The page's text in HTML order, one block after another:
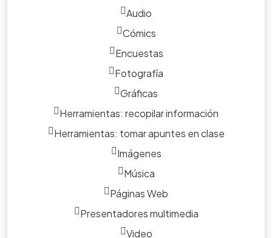
Audio
Cómics
Encuestas
Fotografía
Gráficas
Herramientas: recopilar información
Herramientas: tomar apuntes en clase
Imágenes
Música
Páginas Web
Presentadores multimedia
Video